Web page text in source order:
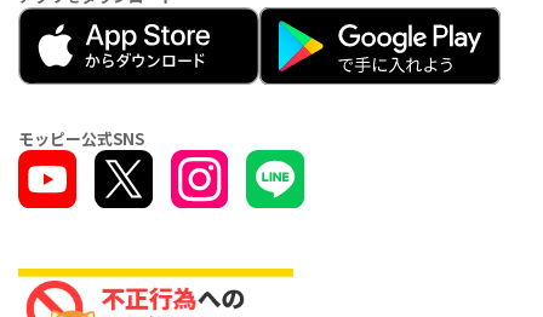
モッピー公式SNS